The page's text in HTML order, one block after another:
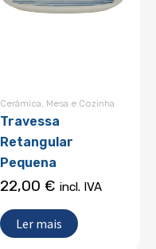
Cerâmica, Mesa e Cozinha
Travessa
Retangular
Pequena
22,00 € incl. IVA
Ler mais